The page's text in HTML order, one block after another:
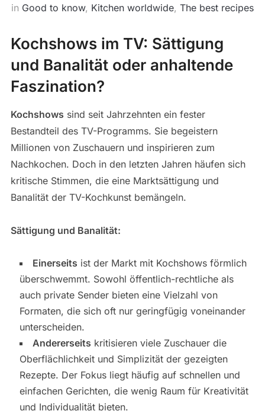
in Good to know, Kitchen worldwide, The best recipes
Kochshows im TV: Sättigung
und Banalität oder anhaltende
Faszination?
Kochshows sind seit Jahrzehnten ein fester
Bestandteil des TV-Programms. Sie begeistern
Millionen von Zuschauern und inspirieren zum
Nachkochen. Doch in den letzten Jahren häufen sich
kritische Stimmen, die eine Marktsättigung und
Banalität der TV-Kochkunst bemängeln.
Sättigung und Banalität:
Einerseits ist der Markt mit Kochshows förmlich
überschwemmt. Sowohl öffentlich-rechtliche als
auch private Sender bieten eine Vielzahl von
Formaten, die sich oft nur geringfügig voneinander
unterscheiden.
Andererseits kritisieren viele Zuschauer die
Oberflächlichkeit und Simplizität der gezeigten
Rezepte. Der Fokus liegt häufig auf schnellen und
einfachen Gerichten, die wenig Raum für Kreativität
und Individualität bieten.